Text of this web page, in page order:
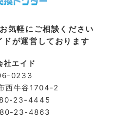
気軽にご相談ください
が運営しております
社エイド
0233
⻄牛谷1704-2
23-4445
23-4863